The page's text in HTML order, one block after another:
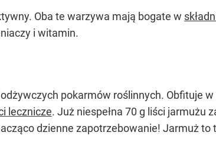
Oba te warzywa mają bogate w
i witamin.
pokarmów roślinnych. Obfituje
lecznicze. Już niespełna 70 g liści jarmużu
dzienne zapotrzebowanie! Jarmuż to